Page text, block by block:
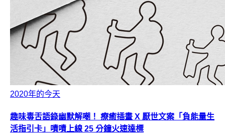
2020年的今天
趣味毒舌語錄幽默解嘲！ 療癒插畫 X 厭世文案「負能量生
活指引卡」嘖嘖上線 25 分鐘火速達標